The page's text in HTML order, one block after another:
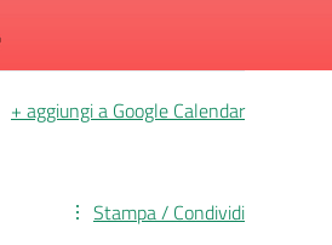
+ aggiungi a Google Calendar
Stampa / Condividi